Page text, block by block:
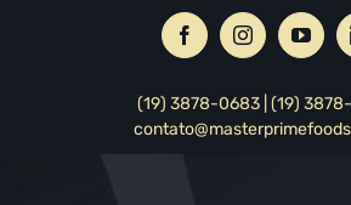
FacebookInstagram
(19) 3878-0683 | (19)